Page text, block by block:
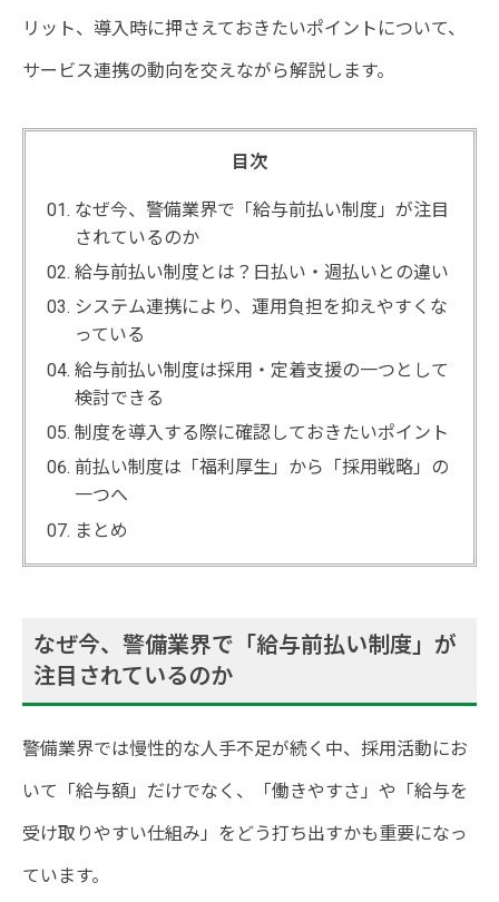
リット、導入時に押さえておきたいポイントについて、
サービス連携の動向を交えながら解説します。
目次
なぜ今、警備業界で「給与前払い制度」が注目
されているのか
給与前払い制度とは？日払い・週払いとの違い
システム連携により、運用負担を抑えやすくな
っている
給与前払い制度は採用・定着支援の一つとして
検討できる
制度を導入する際に確認しておきたいポイント
前払い制度は「福利厚生」から「採用戦略」の
一つへ
まとめ
なぜ今、警備業界で「給与前払い制度」が
注目されているのか
警備業界では慢性的な人手不足が続く中、採用活動にお
いて「給与額」だけでなく、「働きやすさ」や「給与を
受け取りやすい仕組み」をどう打ち出すかも重要になっ
ています。